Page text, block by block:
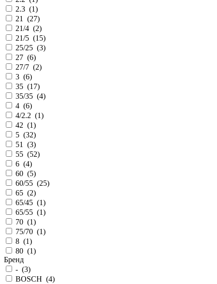
2.3 (1)
21
(27)
21/4 (2)
21/5 (15)
25/25 (3)
27 (6)
27/7 (2)
3 (6)
35 (17)
35/35 (4)
4 (6)
4/2.2 (1)
42 (1)
5 (32)
51
(3)
55 (52)
6 (4)
60 (5)
60/55 (25)
65 (2)
65/45 (1)
65/55 (1)
70 (1)
75/70 (1)
8 (1)
80 (1)
Бренд
- (3)
BOSCH (4)